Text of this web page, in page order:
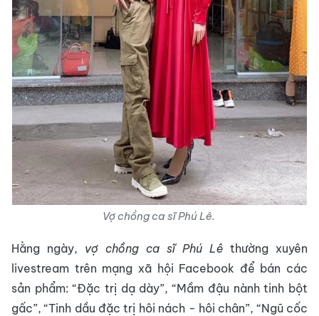
Vợ chồng ca sĩ Phú Lê.
Hằng ngày, vợ chồng ca sĩ Phú Lê thường xuyên
livestream trên mạng xã hội Facebook để bán các
sản phẩm: “Đặc trị dạ dày”, “Mầm đậu nành tinh bột
gấc”, “Tinh dầu đặc trị hôi nách - hôi chân”, “Ngũ cốc